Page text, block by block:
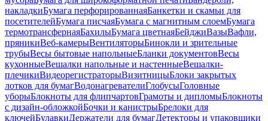
накладкиБумага перфорированнаяБанкетки и скамьи для
посетителейБумага писчаяБумага с магнитным слоемБумага
термотрансфернаяБахилыБумага цветнаяБейджиВазыВафли,
пряникиВеб-камерыВентиляторыБинокли и зрительные
трубыВесы бытовые напольныеБланки документовВесы
кухонныеВешалки напольные и настенныеВешалки-
плечикиВидеорегистраторыВизитницыБлоки закрытых
лотков для бумагВодонагревателиГлобусыГоловные
уборыБлокноты для флипчартовГрамоты и дипломыБлокноты
с дизайн-обложкойБочки и канистрыБрелоки для
ключейБулавкиДержатели для бумагДетекторы и упаковщики